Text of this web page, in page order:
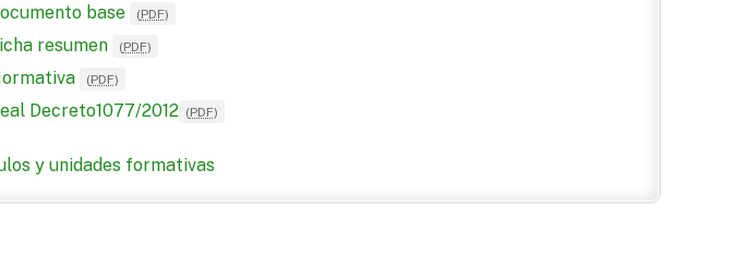
base (PDF)
resumen (PDF)
(PDF)
Decreto1077/2012 (PDF)
y unidades formativas